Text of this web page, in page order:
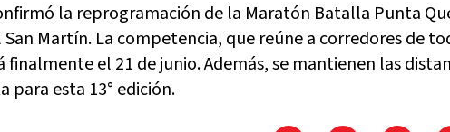
la reprogramación de la Maratón Batalla Punta
Martín. La competencia, que reúne a corredores de
finalmente el 21 de junio. Además, se mantienen las
para esta 13° edición.